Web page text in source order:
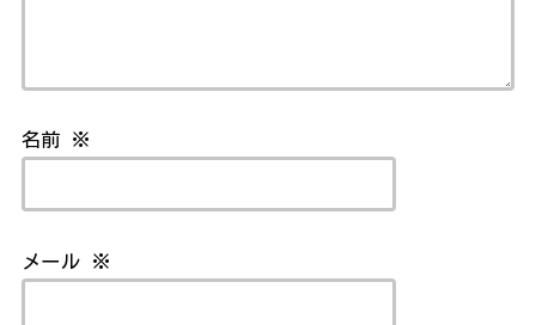
名前 ※
メール ※